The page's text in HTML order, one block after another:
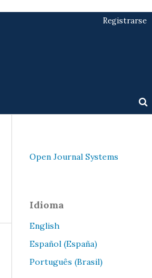
Registrarse
Open Journal Systems
Idioma
English
Español (España)
Português (Brasil)